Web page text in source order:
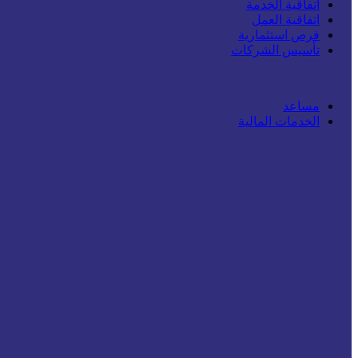
اتفاقية الخدمة
اتفاقية العمل
فرص استثمارية
تأسيس الشركات
مساعد
الخدمات المالية